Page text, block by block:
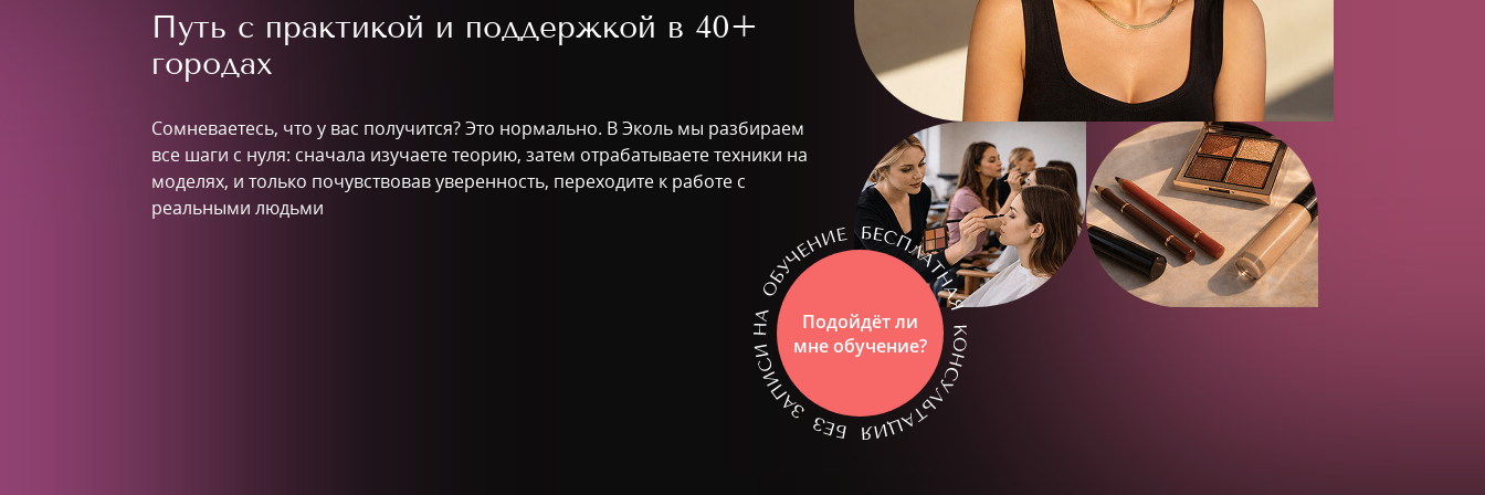
Путь с практикой и поддержкой в 40+
городах
Сомневаетесь, что у вас получится? Это нормально. В Эколь мы разбираем
все шаги с нуля: сначала изучаете теорию, затем отрабатываете техники на
моделях, и только почувствовав уверенность, переходите к работе с
реальными людьми
Подойдёт ли
мне обучение?